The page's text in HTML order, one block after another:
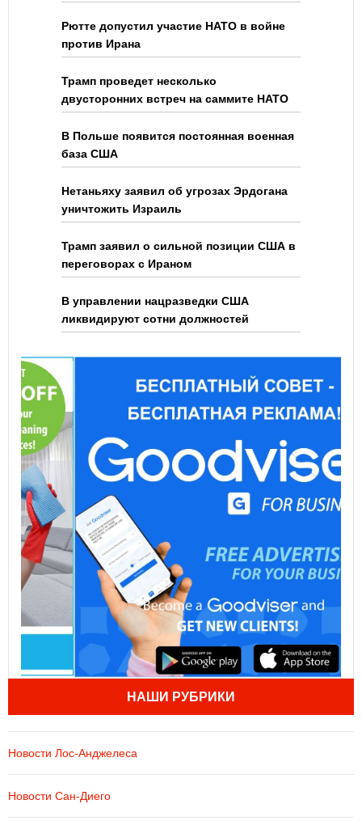
Рютте допустил участие НАТО в войне
против Ирана
Трамп проведет несколько
двусторонних встреч на саммите НАТО
В Польше появится постоянная военная
база США
Нетаньяху заявил об угрозах Эрдогана
уничтожить Израиль
Трамп заявил о сильной позиции США в
переговорах с Ираном
В управлении нацразведки США
ликвидируют сотни должностей
НАШИ РУБРИКИ
Новости Лос-Анджелеса
Новости Сан-Диего